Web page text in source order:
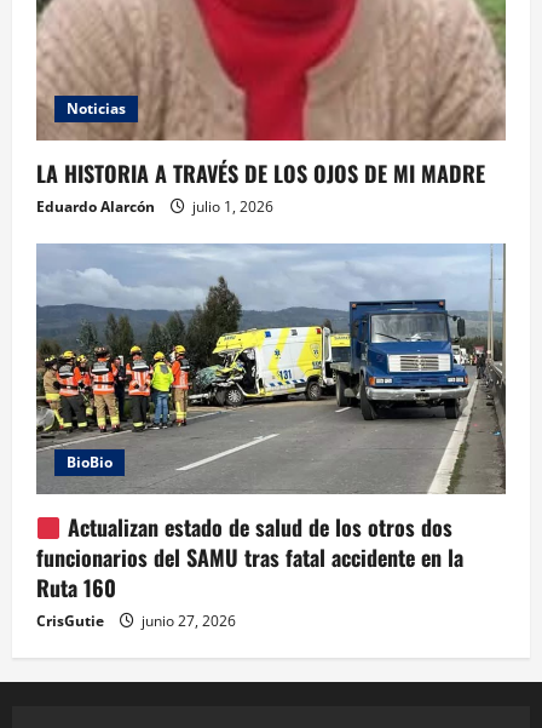
Noticias
LA HISTORIA A TRAVÉS DE LOS OJOS DE MI MADRE
Eduardo Alarcón julio 1, 2026
BioBio
Actualizan estado de salud de los otros dos
funcionarios del SAMU tras fatal accidente en la
Ruta 160
CrisGutie junio 27, 2026